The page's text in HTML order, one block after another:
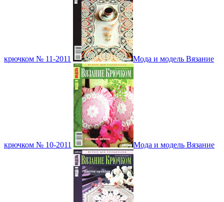
крючком № 11-2011 Мода и модель Вязание
крючком № 10-2011 Мода и модель Вязание